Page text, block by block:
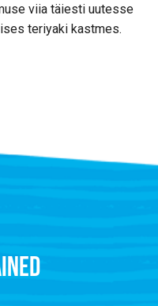
viia täiesti uutesse
teriyaki kastmes.